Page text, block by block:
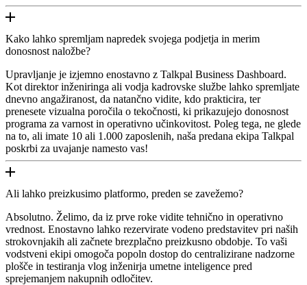
Kako lahko spremljam napredek svojega podjetja in merim
donosnost naložbe?
Upravljanje je izjemno enostavno z Talkpal Business Dashboard.
Kot direktor inženiringa ali vodja kadrovske službe lahko spremljate
dnevno angažiranost, da natančno vidite, kdo prakticira, ter
prenesete vizualna poročila o tekočnosti, ki prikazujejo donosnost
programa za varnost in operativno učinkovitost. Poleg tega, ne glede
na to, ali imate 10 ali 1.000 zaposlenih, naša predana ekipa Talkpal
poskrbi za uvajanje namesto vas!
Ali lahko preizkusimo platformo, preden se zavežemo?
Absolutno. Želimo, da iz prve roke vidite tehnično in operativno
vrednost. Enostavno lahko rezervirate vodeno predstavitev pri naših
strokovnjakih ali začnete brezplačno preizkusno obdobje. To vaši
vodstveni ekipi omogoča popoln dostop do centralizirane nadzorne
plošče in testiranja vlog inženirja umetne inteligence pred
sprejemanjem nakupnih odločitev.